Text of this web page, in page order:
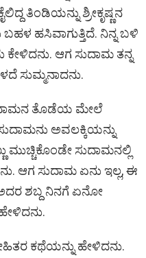
ತಿಂಡಿಯನ್ನು ಶ್ರೀಕೃಷ್ಣನ
ಬಹಳ ಹಸಿವಾಗುತ್ತಿದೆ. ನಿನ್ನ ಬಳಿ
ಆಗ ಸುದಾಮ ತನ್ನ
ಸುಮ್ಮನಾದನು.
ತೊಡೆಯ ಮೇಲೆ
ಅವಲಕ್ಕಿಯನ್ನು
ಮುಚ್ಚಿಕೊಂಡೇ ಸುದಾಮನಲ್ಲಿ
ಆಗ ಸುದಾಮ ಏನು ಇಲ್ಲ, ಈ
ಅದರ ಶಬ್ದ ನಿನಗೆ ಏನೋ
ಕಥೆಯನ್ನು ಹೇಳಿದನು.